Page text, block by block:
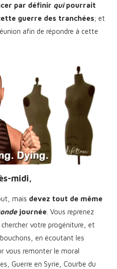
par définir quipourrait
guerre des tranchées; et
afin de répondre à cette
midi,
mais devez tout de même
journée . Vous reprenez
votre progéniture, et
en écoutant les
vous remonter le moral
Guerre en Syrie, Courbe du